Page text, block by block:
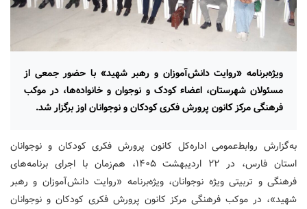
ویژه‌برنامه «روایت دانش‌آموزان و رهبر شهید» با حضور جمعی از
مسئولان شهرستان، اعضاء کودک و نوجوان و خانواده‌ها، در موکب
فرهنگی مرکز کانون پرورش فکری کودکان و نوجوانان اوز برگزار شد.
به‌گزارش روابط‌عمومی اداره‌کل کانون پرورش فکری کودکان و نوجوانان
استان فارس، در ۲۲ اردیبهشت ۱۴۰۵، هم‌زمان با اجرای برنامه‌های
فرهنگی و تربیتی ویژه نوجوانان، ویژه‌برنامه «روایت دانش‌آموزان و رهبر
شهید»، در موکب فرهنگی مرکز کانون پرورش فکری کودکان و نوجوانان